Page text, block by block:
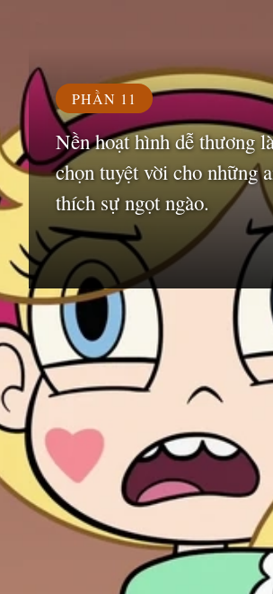
PHẦN 11
Nền hoạt hình dễ thương
chọn tuyệt vời cho những
thích sự ngọt ngào.